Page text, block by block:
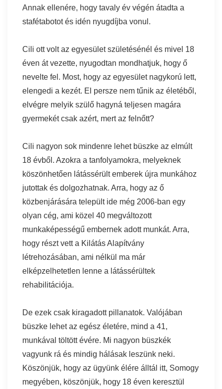
Annak ellenére, hogy tavaly év végén átadta a
stafétabotot és idén nyugdíjba vonul.
Cili ott volt az egyesület születésénél és mivel 18
éven át vezette, nyugodtan mondhatjuk, hogy ő
nevelte fel. Most, hogy az egyesület nagykorú lett,
elengedi a kezét. El persze nem tűnik az életéből,
elvégre melyik szülő hagyná teljesen magára
gyermekét csak azért, mert az felnőtt?
Cili nagyon sok mindenre lehet büszke az elmúlt
18 évből. Azokra a tanfolyamokra, melyeknek
köszönhetően látássérült emberek újra munkához
jutottak és dolgozhatnak. Arra, hogy az ő
közbenjárására települt ide még 2006-ban egy
olyan cég, ami közel 40 megváltozott
munkaképességű embernek adott munkát. Arra,
hogy részt vett a Kilátás Alapítvány
létrehozásában, ami nélkül ma már
elképzelhetetlen lenne a látássérültek
rehabilitációja.
De ezek csak kiragadott pillanatok. Valójában
büszke lehet az egész életére, mind a 41,
munkával töltött évére. Mi nagyon büszkék
vagyunk rá és mindig hálásak leszünk neki.
Köszönjük, hogy az ügyünk élére álltál itt, Somogy
megyében, köszönjük, hogy 18 éven keresztül